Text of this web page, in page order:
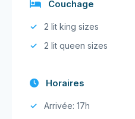
Couchage
2 lit king sizes
2 lit queen sizes
Horaires
Arrivée: 17h